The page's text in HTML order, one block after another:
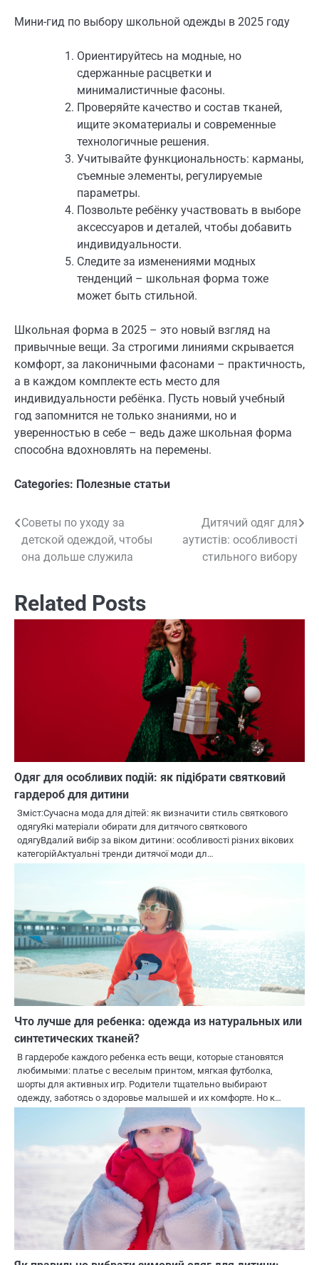
Мини-гид по выбору школьной одежды в 2025 году
Ориентируйтесь на модные, но
сдержанные расцветки и
минималистичные фасоны.
Проверяйте качество и состав тканей,
ищите экоматериалы и современные
технологичные решения.
Учитывайте функциональность: карманы,
съемные элементы, регулируемые
параметры.
Позвольте ребёнку участвовать в выборе
аксессуаров и деталей, чтобы добавить
индивидуальности.
Следите за изменениями модных
тенденций – школьная форма тоже
может быть стильной.
Школьная форма в 2025 – это новый взгляд на
привычные вещи. За строгими линиями скрывается
комфорт, за лаконичными фасонами – практичность,
а в каждом комплекте есть место для
индивидуальности ребёнка. Пусть новый учебный
год запомнится не только знаниями, но и
уверенностью в себе – ведь даже школьная форма
способна вдохновлять на перемены.
Categories: Полезные статьи
Навигация
по
Советы по уходу за
детской одеждой, чтобы
она дольше служила
Дитячий одяг для
аутистів: особливості
стильного вибору
Related Posts
Одяг для особливих подій: як підібрати святковий
гардероб для дитини
Зміст:Сучасна мода для дітей: як визначити стиль святкового
одягуЯкі матеріали обирати для дитячого святкового
одягуВдалий вибір за віком дитини: особливості різних вікових
категорійАктуальні тренди дитячої моди дл…
Что лучше для ребенка: одежда из натуральных или
синтетических тканей?
В гардеробе каждого ребенка есть вещи, которые становятся
любимыми: платье с веселым принтом, мягкая футболка,
шорты для активных игр. Родители тщательно выбирают
одежду, заботясь о здоровье малышей и их комфорте. Но к…